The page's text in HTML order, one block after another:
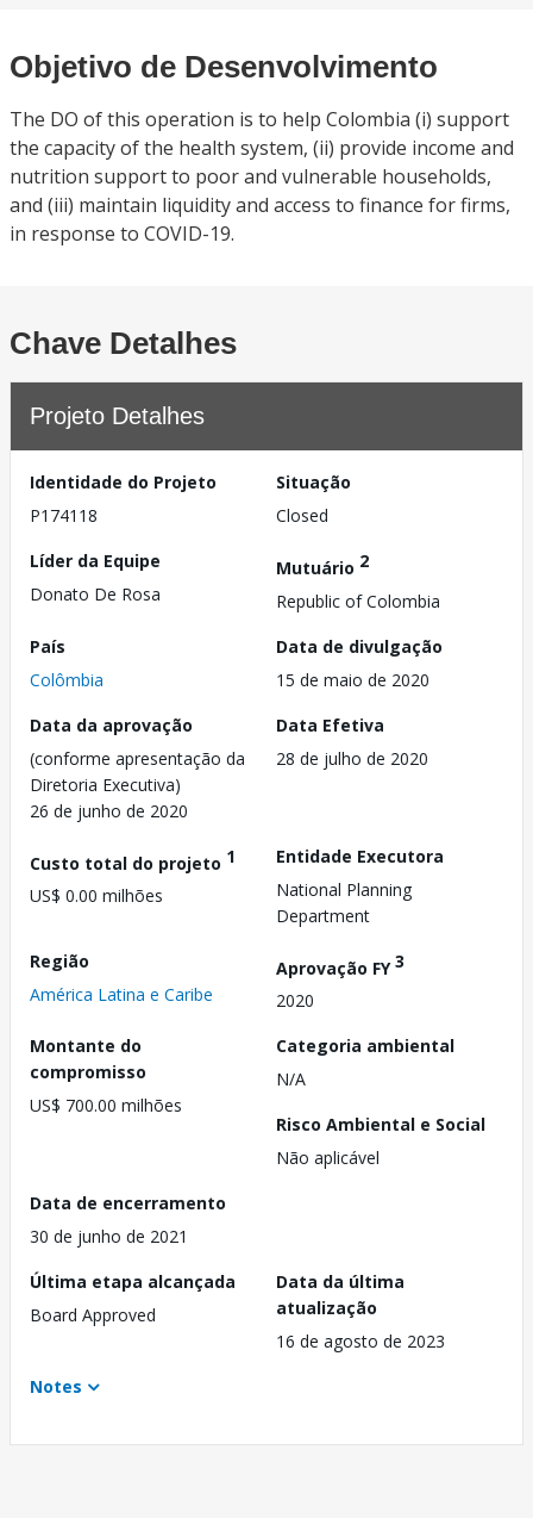
Objetivo de Desenvolvimento
The DO of this operation is to help Colombia (i) support
the capacity of the health system, (ii) provide income and
nutrition support to poor and vulnerable households,
and (iii) maintain liquidity and access to finance for firms,
in response to COVID-19.
Chave Detalhes
Projeto Detalhes
Identidade do Projeto
P174118
Situação
Closed
Líder da Equipe
Donato De Rosa
Mutuário 2
Republic of Colombia
País
Colômbia
Data de divulgação
15 de maio de 2020
Data da aprovação
(conforme apresentação da
Diretoria Executiva)
26 de junho de 2020
Data Efetiva
28 de julho de 2020
Custo total do projeto 1
US$ 0.00 milhões
Entidade Executora
National Planning
Department
Região
América Latina e Caribe
Aprovação FY3
2020
Montante do
compromisso
US$ 700.00 milhões
Categoria ambiental
N/A
Risco Ambiental e Social
Não aplicável
Data de encerramento
30 de junho de 2021
Última etapa alcançada
Board Approved
Data da última
atualização
16 de agosto de 2023
Notes